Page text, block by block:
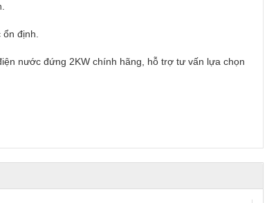
định.
nước đứng 2KW chính hãng, hỗ trợ tư vấn lựa chọn